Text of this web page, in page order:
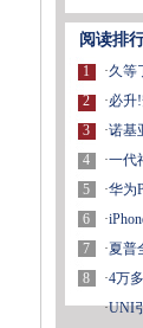
阅读排
1
2
3
4
5
6
7
8
·久等
·必升
·诺基
·一代
·华为
·
·夏普
·4万
·UNI